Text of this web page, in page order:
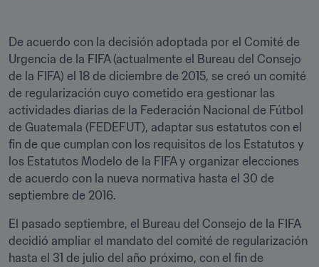
De acuerdo con la decisión adoptada por el Comité de
Urgencia de la FIFA (actualmente el Bureau del Consejo
de la FIFA) el 18 de diciembre de 2015, se creó un comité
de regularización cuyo cometido era gestionar las
actividades diarias de la Federación Nacional de Fútbol
de Guatemala (FEDEFUT), adaptar sus estatutos con el
fin de que cumplan con los requisitos de los Estatutos y
los Estatutos Modelo de la FIFA y organizar elecciones
de acuerdo con la nueva normativa hasta el 30 de
septiembre de 2016.
El pasado septiembre, el Bureau del Consejo de la FIFA
decidió ampliar el mandato del comité de regularización
hasta el 31 de julio del año próximo, con el fin de